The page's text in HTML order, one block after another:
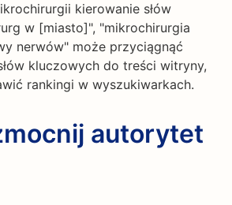
kierowanie słów
w [miasto]", "mikrochirurgia
nerwów" może przyciągnąć
kluczowych do treści witryny,
rankingi w wyszukiwarkach.
autorytet